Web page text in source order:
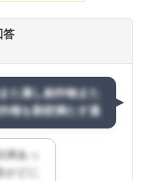
答